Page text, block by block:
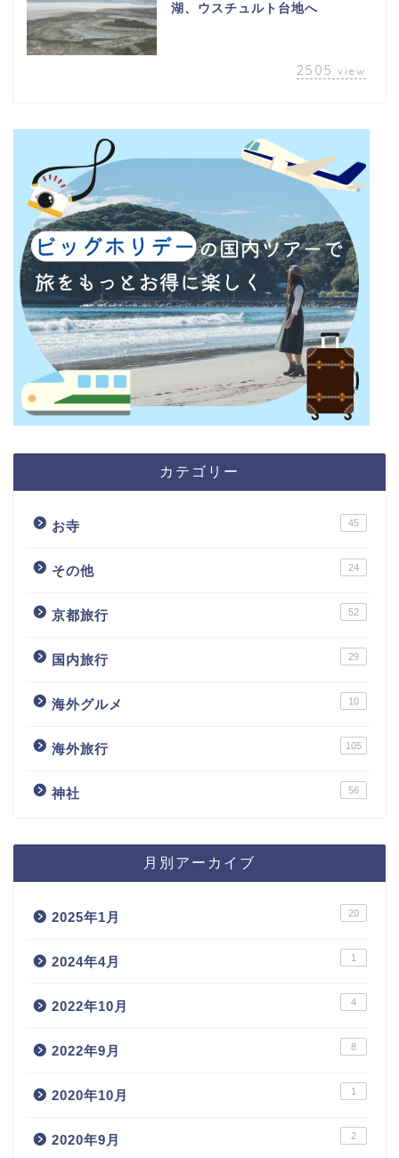
湖、ウスチュルト台地へ
2505 view
カテゴリー
お寺 45
その他 24
京都旅行 52
国内旅行 29
海外グルメ 10
海外旅行 105
神社 56
月別アーカイブ
2025年1月 20
2024年4月 1
2022年10月 4
2022年9月 8
2020年10月 1
2020年9月 2